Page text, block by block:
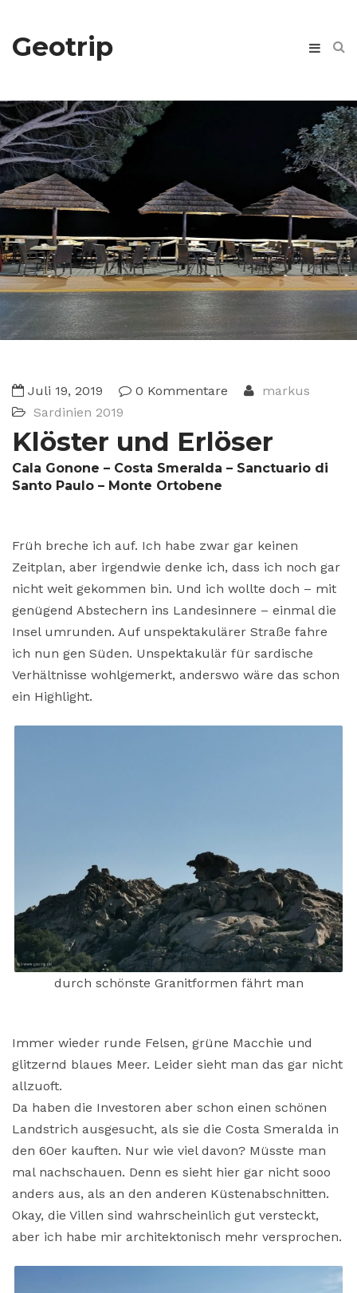
Geotrip
Juli 19, 2019 0 Kommentare
markus
Sardinien 2019
Klöster und Erlöser
Cala Gonone – Costa Smeralda – Sanctuario di
Santo Paulo – Monte Ortobene
Früh breche ich auf. Ich habe zwar gar keinen
Zeitplan, aber irgendwie denke ich, dass ich noch gar
nicht weit gekommen bin. Und ich wollte doch – mit
genügend Abstechern ins Landesinnere – einmal die
Insel umrunden. Auf unspektakulärer Straße fahre
ich nun gen Süden. Unspektakulär für sardische
Verhältnisse wohlgemerkt, anderswo wäre das schon
ein Highlight.
durch schönste Granitformen fährt man
Immer wieder runde Felsen, grüne Macchie und
glitzernd blaues Meer. Leider sieht man das gar nicht
allzuoft.
Da haben die Investoren aber schon einen schönen
Landstrich ausgesucht, als sie die Costa Smeralda in
den 60er kauften. Nur wie viel davon? Müsste man
mal nachschauen. Denn es sieht hier gar nicht sooo
anders aus, als an den anderen Küstenabschnitten.
Okay, die Villen sind wahrscheinlich gut versteckt,
aber ich habe mir architektonisch mehr versprochen.